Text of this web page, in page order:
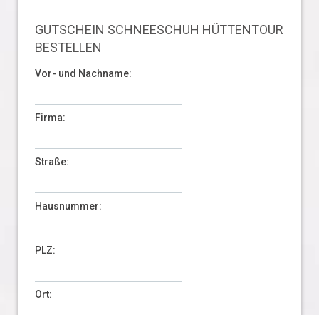
GUTSCHEIN SCHNEESCHUH HÜTTENTOUR
BESTELLEN
Vor- und Nachname:
Firma:
Straße:
Hausnummer:
PLZ:
Ort: